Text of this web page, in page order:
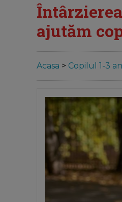
ajutăm
Acasa > Copilul 1-3